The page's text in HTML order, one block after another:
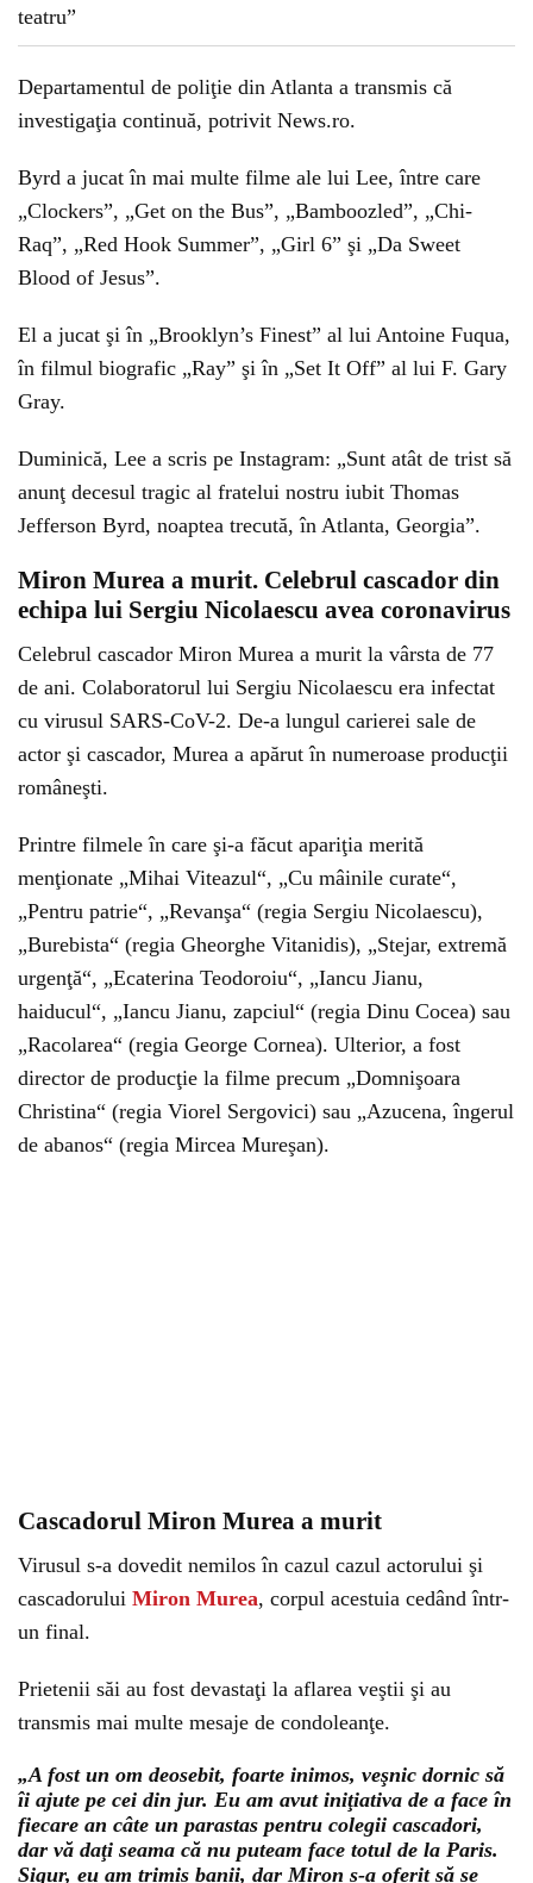
Departamentul de poliţie din Atlanta a transmis că
investigaţia continuă, potrivit News.ro.
Byrd a jucat în mai multe filme ale lui Lee, între care
„Clockers”, „Get on the Bus”, „Bamboozled”, „Chi-
Raq”, „Red Hook Summer”, „Girl 6” şi „Da Sweet
Blood of Jesus”.
El a jucat şi în „Brooklyn’s Finest” al lui Antoine Fuqua,
în filmul biografic „Ray” şi în „Set It Off” al lui F. Gary
Gray.
Duminică, Lee a scris pe Instagram: „Sunt atât de trist să
anunţ decesul tragic al fratelui nostru iubit Thomas
Jefferson Byrd, noaptea trecută, în Atlanta, Georgia”.
Miron Murea a murit. Celebrul cascador din
echipa lui Sergiu Nicolaescu avea coronavirus
Celebrul cascador Miron Murea a murit la vârsta de 77
de ani. Colaboratorul lui Sergiu Nicolaescu era infectat
cu virusul SARS-CoV-2. De-a lungul carierei sale de
actor şi cascador, Murea a apărut în numeroase producţii
româneşti.
Printre filmele în care şi-a făcut apariţia merită
menţionate „Mihai Viteazul“, „Cu mâinile curate“,
„Pentru patrie“, „Revanşa“ (regia Sergiu Nicolaescu),
„Burebista“ (regia Gheorghe Vitanidis), „Stejar, extremă
urgenţă“, „Ecaterina Teodoroiu“, „Iancu Jianu,
haiducul“, „Iancu Jianu, zapciul“ (regia Dinu Cocea) sau
„Racolarea“ (regia George Cornea). Ulterior, a fost
director de producţie la filme precum „Domnişoara
Christina“ (regia Viorel Sergovici) sau „Azucena, îngerul
de abanos“ (regia Mircea Mureşan).
Cascadorul Miron Murea a murit
Virusul s-a dovedit nemilos în cazul cazul actorului şi
cascadorului Miron Murea, corpul acestuia cedând într-
un final.
Prietenii săi au fost devastaţi la aflarea veştii şi au
transmis mai multe mesaje de condoleanţe.
„A fost un om deosebit, foarte inimos, veşnic dornic să
îi ajute pe cei din jur. Eu am avut iniţiativa de a face în
fiecare an câte un parastas pentru colegii cascadori,
dar vă daţi seama că nu puteam face totul de la Paris.
Sigur, eu am trimis banii, dar Miron s-a oferit să se